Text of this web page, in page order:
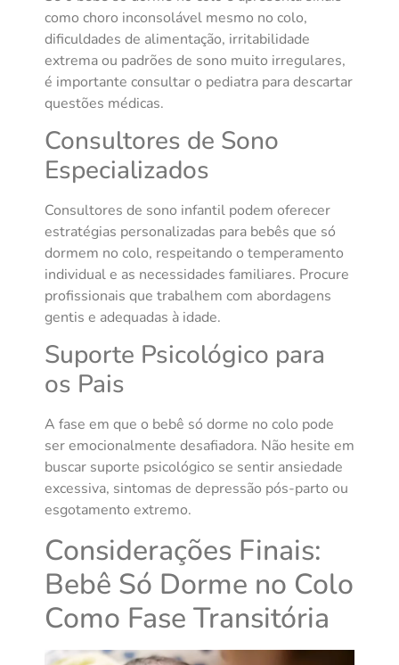
como choro inconsolável mesmo no colo,
dificuldades de alimentação, irritabilidade
extrema ou padrões de sono muito irregulares,
é importante consultar o pediatra para descartar
questões médicas.
Consultores de Sono
Especializados
Consultores de sono infantil podem oferecer
estratégias personalizadas para bebês que só
dormem no colo, respeitando o temperamento
individual e as necessidades familiares. Procure
profissionais que trabalhem com abordagens
gentis e adequadas à idade.
Suporte Psicológico para
os Pais
A fase em que o bebê só dorme no colo pode
ser emocionalmente desafiadora. Não hesite em
buscar suporte psicológico se sentir ansiedade
excessiva, sintomas de depressão pós-parto ou
esgotamento extremo.
Considerações Finais:
Bebê Só Dorme no Colo
Como Fase Transitória